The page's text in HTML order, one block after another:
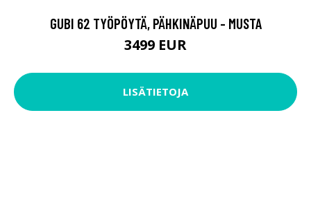
GUBI 62 TYÖPÖYTÄ, PÄHKINÄPUU - MUSTA
3499 EUR
LISÄTIETOJA